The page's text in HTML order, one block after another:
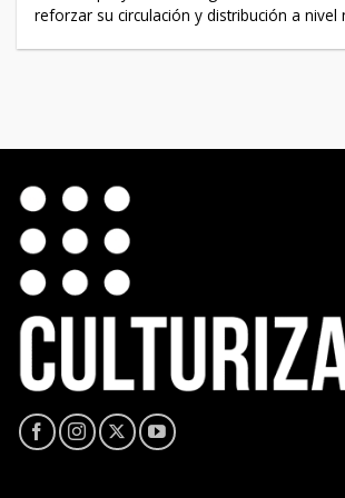
reforzar su circulación y distribución a nivel